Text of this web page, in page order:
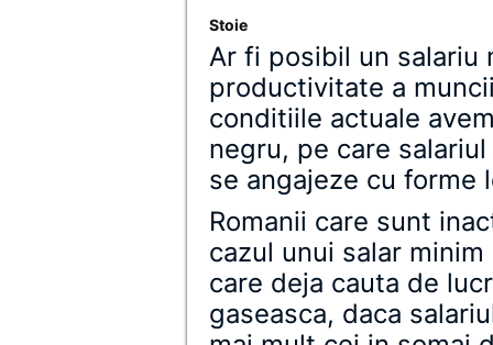
Stoie
Ar fi posibil un salariu
productivitate a
conditiile actuale
negru, pe care
se angajeze cu forme
Romanii care sunt
cazul unui salar
care deja cauta de
gaseasca, daca